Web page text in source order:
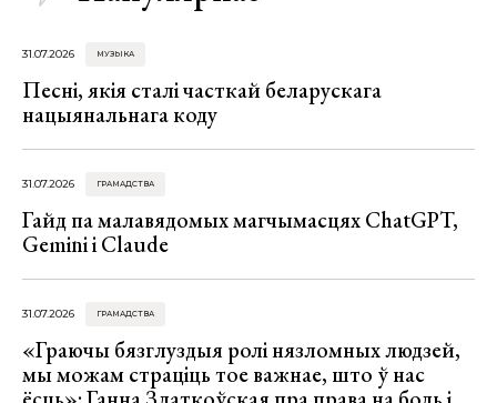
31.07.2026 МУЗЫКА
Песні, якія сталі часткай беларускага
нацыянальнага коду
31.07.2026 ГРАМАДСТВА
Гайд па малавядомых магчымасцях ChatGPT,
Gemini і Claude
31.07.2026 ГРАМАДСТВА
«Граючы бязглуздыя ролі нязломных людзей,
мы можам страціць тое важнае, што ў нас